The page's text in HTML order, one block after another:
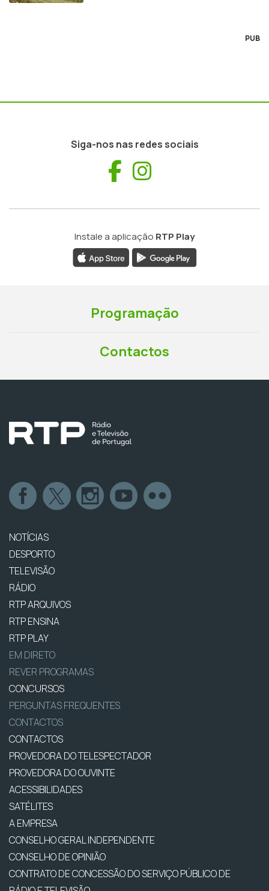
PUB
Siga-nos nas redes sociais
Facebook
Instale a aplicação RTP Play
Programação
Contactos
NOTÍCIAS
DESPORTO
TELEVISÃO
RÁDIO
RTP ARQUIVOS
RTP ENSINA
RTP PLAY
EM DIRETO
REVER PROGRAMAS
CONCURSOS
PERGUNTAS FREQUENTES
CONTACTOS
CONTACTOS
PROVEDORA DO TELESPECTADOR
PROVEDORA DO OUVINTE
ACESSIBILIDADES
SATÉLITES
A EMPRESA
CONSELHO GERAL INDEPENDENTE
CONSELHO DE OPINIÃO
CONTRATO DE CONCESSÃO DO SERVIÇO PÚBLICO DE